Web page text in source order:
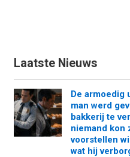
Laatste Nieuws
De armoedig
man werd
bakkerij te
niemand kon
voorstellen
wat hij